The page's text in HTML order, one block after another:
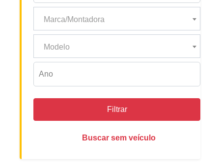
Marca/Montadora
Modelo
Filtrar
Buscar sem veículo